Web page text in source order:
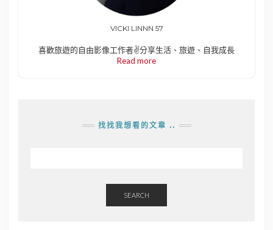
VICKI LINNN 57
喜歡旅遊的自由影像工作者✌️分享生活、旅遊、自我成長
Read more
找找我想看的文章 ..
SEARCH